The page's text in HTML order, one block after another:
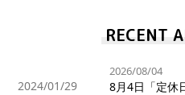
2024/01/29
RECENT
2026/08/04
8月4日「定休